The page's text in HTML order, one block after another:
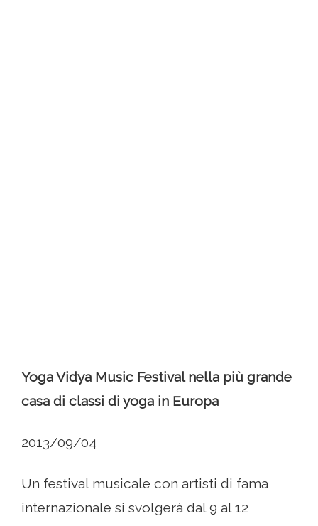
Yoga Vidya Music Festival nella più grande
casa di classi di yoga in Europa
2013/09/04
Un festival musicale con artisti di fama
internazionale si svolgerà dal 9 al 12